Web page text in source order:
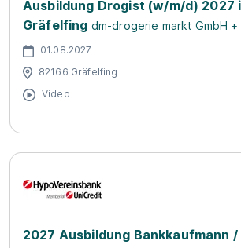
Ausbildung Drogist (w/m/d) 2027
Gräfelfing dm-drogerie markt GmbH +
01.08.2027
82166 Gräfelfing
Video
2027 Ausbildung Bankkaufmann